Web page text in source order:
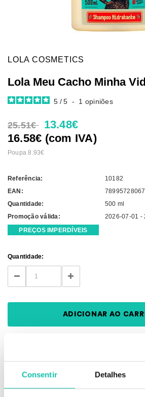
Consentir Detalhes
LOLA COSMETICS
Lola Meu Cacho Minha
5 / 5 - 1 opiniões
25.51€ 13.48€
16.58€ (com IVA)
Poupa 8.93€
Referência:
10182
EAN:
Quantidade:
500 ml
Promoção válida:
2026-07-01 -
PREÇOS IMPERDÍVEIS
Current
Stock:
Quantidade:
DECREASE
QUANTITY:
INCREASE
QUANTITY: